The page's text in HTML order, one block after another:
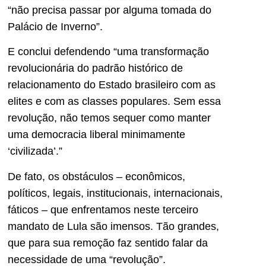
“não precisa passar por alguma tomada do
Palácio de Inverno”.
E conclui defendendo “uma transformação
revolucionária do padrão histórico de
relacionamento do Estado brasileiro com as
elites e com as classes populares. Sem essa
revolução, não temos sequer como manter
uma democracia liberal minimamente
‘civilizada’.”
De fato, os obstáculos – econômicos,
políticos, legais, institucionais, internacionais,
fáticos – que enfrentamos neste terceiro
mandato de Lula são imensos. Tão grandes,
que para sua remoção faz sentido falar da
necessidade de uma “revolução”.